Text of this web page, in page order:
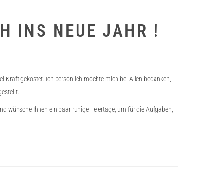
INS NEUE JAHR !
Kraft gekostet. Ich persönlich möchte mich bei Allen bedanken,
wünsche Ihnen ein paar ruhige Feiertage, um für die Aufgaben,